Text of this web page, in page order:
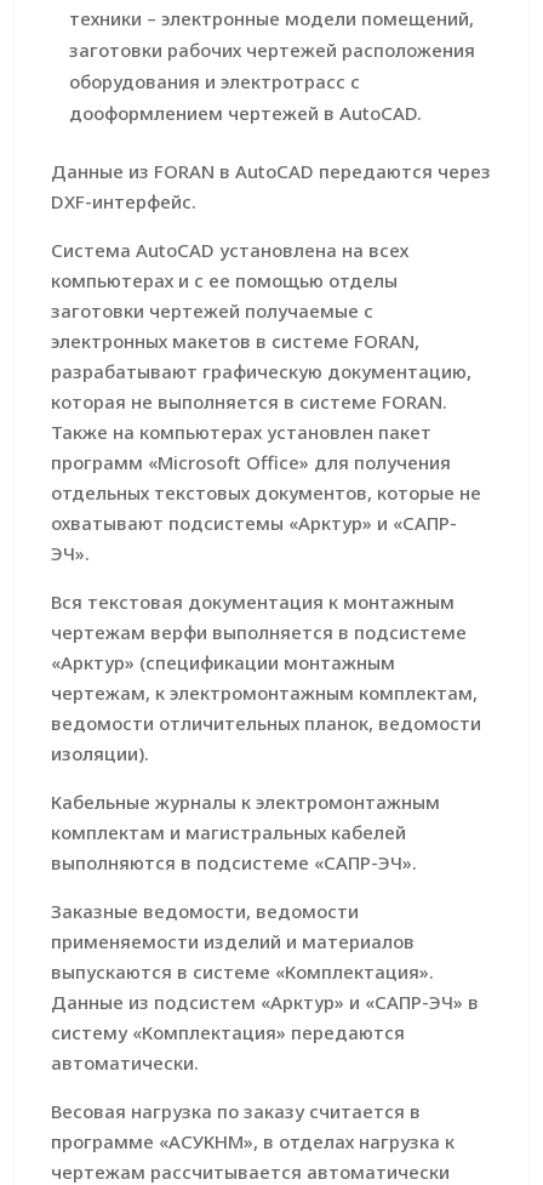
техники – электронные модели помещений,
заготовки рабочих чертежей расположения
оборудования и электротрасс с
дооформлением чертежей в AutoCAD.
Данные из FORAN в AutoCAD передаются через
DXF-интерфейс.
Система AutoCAD установлена на всех
компьютерах и с ее помощью отделы
заготовки чертежей получаемые с
электронных макетов в системе FORAN,
разрабатывают графическую документацию,
которая не выполняется в системе FORAN.
Также на компьютерах установлен пакет
программ «Microsoft Office» для получения
отдельных текстовых документов, которые не
охватывают подсистемы «Арктур» и «САПР-
ЭЧ».
Вся текстовая документация к монтажным
чертежам верфи выполняется в подсистеме
«Арктур» (спецификации монтажным
чертежам, к электромонтажным комплектам,
ведомости отличительных планок, ведомости
изоляции).
Кабельные журналы к электромонтажным
комплектам и магистральных кабелей
выполняются в подсистеме «САПР-ЭЧ».
Заказные ведомости, ведомости
применяемости изделий и материалов
выпускаются в системе «Комплектация».
Данные из подсистем «Арктур» и «САПР-ЭЧ» в
систему «Комплектация» передаются
автоматически.
Весовая нагрузка по заказу считается в
программе «АСУКНМ», в отделах нагрузка к
чертежам рассчитывается автоматически